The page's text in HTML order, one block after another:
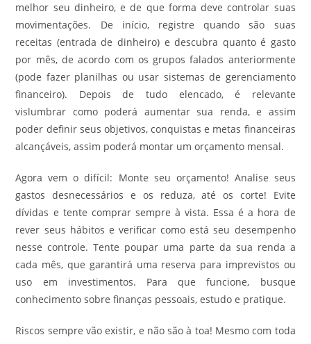
melhor seu dinheiro, e de que forma deve controlar suas
movimentações. De início, registre quando são suas
receitas (entrada de dinheiro) e descubra quanto é gasto
por mês, de acordo com os grupos falados anteriormente
(pode fazer planilhas ou usar sistemas de gerenciamento
financeiro). Depois de tudo elencado, é relevante
vislumbrar como poderá aumentar sua renda, e assim
poder definir seus objetivos, conquistas e metas financeiras
alcançáveis, assim poderá montar um orçamento mensal.
Agora vem o difícil: Monte seu orçamento! Analise seus
gastos desnecessários e os reduza, até os corte! Evite
dívidas e tente comprar sempre à vista. Essa é a hora de
rever seus hábitos e verificar como está seu desempenho
nesse controle. Tente poupar uma parte da sua renda a
cada mês, que garantirá uma reserva para imprevistos ou
uso em investimentos. Para que funcione, busque
conhecimento sobre finanças pessoais, estudo e pratique.
Riscos sempre vão existir, e não são à toa! Mesmo com toda